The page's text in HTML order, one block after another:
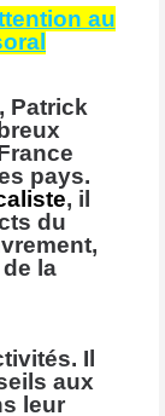
au
, Patrick
pays.
, il
du
la
Il
aux
leur